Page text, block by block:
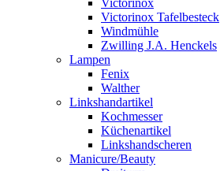
Victorinox
Victorinox Tafelbesteck
Windmühle
Zwilling J.A. Henckels
Lampen
Fenix
Walther
Linkshandartikel
Kochmesser
Küchenartikel
Linkshandscheren
Manicure/Beauty